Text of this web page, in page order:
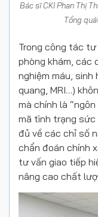
Bác sĩ CKI Phan Thị
Tổng
Trong công tác
phòng khám, các
nghiệm máu, sinh
quang, MRI…)
mà chính là
mã tình trạng sức
đủ về các chỉ số
chẩn đoán chính
tư vấn giao tiếp
nâng cao chất